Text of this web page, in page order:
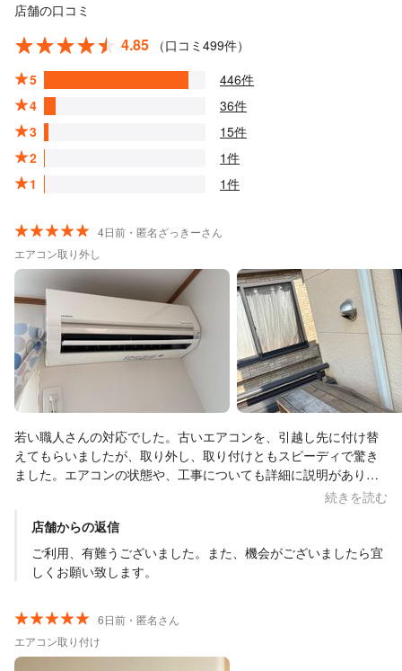
店舗の口コミ
4.85
（口コミ499件）
5
446件
4
36件
3
15件
2
1件
1
1件
4日前・匿名ざっきーさん
エアコン取り外し
若い職人さんの対応でした。古いエアコンを、引越し先に付け替
えてもらいましたが、取り外し、取り付けともスピーディで驚き
ました。エアコンの状態や、工事についても詳細に説明があり、
ございました。
続きを読む
店舗からの返信
ご利用、有難うございました。また、機会がございましたら宜
しくお願い致します。
6日前・匿名さん
エアコン取り付け